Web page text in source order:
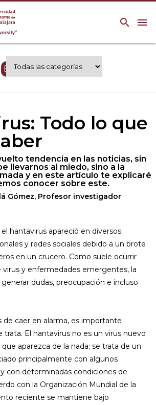
menu
search
Expertos UAG
Todo lo que
tendencia en las noticias, sin
llevarnos al miedo, sino a la
y en este artículo te explicaré
conocer sobre este.
Gómez, Profesor investigador
hantavirus apareció en diversos
y redes sociales debido a un brote
en un crucero. Como suele ocurrir
virus y enfermedades emergentes, la
dudas, preocupación e incluso
de caer en alarma, es importante
trata. El hantavirus no es un virus nuevo
aparezca de la nada; se trata de un
principalmente con algunos
con determinadas condiciones de
con la Organización Mundial de la
reciente se mantiene bajo